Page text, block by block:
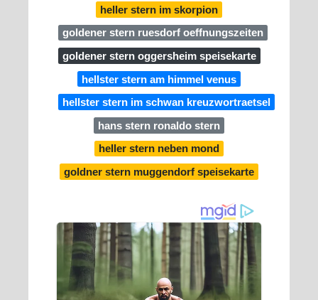
heller stern im skorpion
goldener stern ruesdorf oeffnungszeiten
goldener stern oggersheim speisekarte
hellster stern am himmel venus
hellster stern im schwan kreuzwortraetsel
hans stern ronaldo stern
heller stern neben mond
goldner stern muggendorf speisekarte